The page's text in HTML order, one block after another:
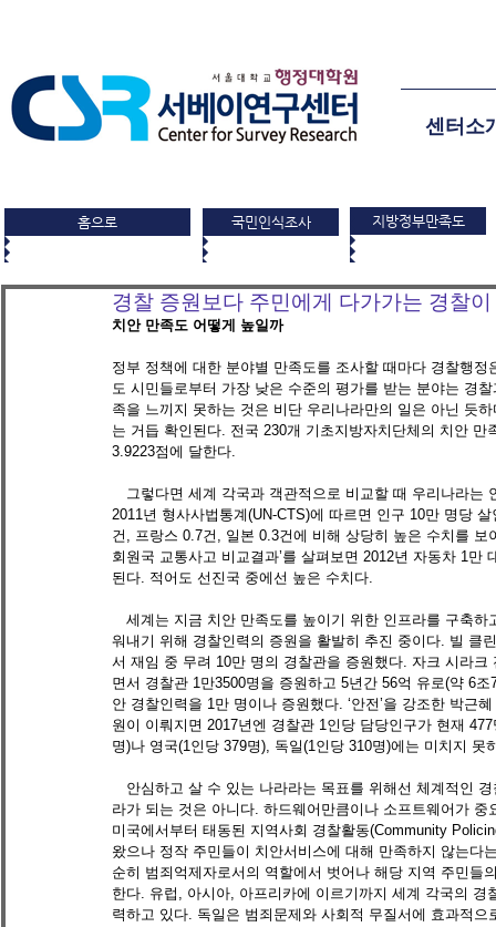
센터소
홈으로 국민인식조사 지방정부만족도
경찰 증원보다 주민에게 다가가는 경찰
치안 만족도 어떻게 높일까
정부 정책에 대한 분야별 만족도를 조사할 때마다 경찰행
도 시민들로부터 가장 낮은 수준의 평가를 받는 분야는 경
족을 느끼지 못하는 것은 비단 우리나라만의 일은 아닌 듯
는 거듭 확인된다. 전국 230개 기초지방자치단체의 치안
3.9223점에 달한다.
그렇다면 세계 각국과 객관적으로 비교할 때 우리나라는
2011년 형사사법통계(UN-CTS)에 따르면 인구 10만 명당
건, 프랑스 0.7건, 일본 0.3건에 비해 상당히 높은 수치를
회원국 교통사고 비교결과’를 살펴보면 2012년 자동차 1
된다. 적어도 선진국 중에선 높은 수치다.
세계는 지금 치안 만족도를 높이기 위한 인프라를 구축
워내기 위해 경찰인력의 증원을 활발히 추진 중이다. 빌 클
서 재임 중 무려 10만 명의 경찰관을 증원했다. 자크 시라크
면서 경찰관 1만3500명을 증원하고 5년간 56억 유로(약 6
안 경찰인력을 1만 명이나 증원했다. ‘안전’을 강조한 박근
원이 이뤄지면 2017년엔 경찰관 1인당 담당인구가 현재
명)나 영국(1인당 379명), 독일(1인당 310명)에는 미치지
안심하고 살 수 있는 나라라는 목표를 위해선 체계적인
라가 되는 것은 아니다. 하드웨어만큼이나 소프트웨어가
미국에서부터 태동된 지역사회 경찰활동(Community
왔으나 정작 주민들이 치안서비스에 대해 만족하지 않는
순히 범죄억제자로서의 역할에서 벗어나 해당 지역 주민
한다. 유럽, 아시아, 아프리카에 이르기까지 세계 각국의
력하고 있다. 독일은 범죄문제와 사회적 무질서에 효과적